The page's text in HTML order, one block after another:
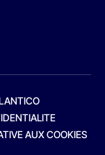
AUX COOKIES